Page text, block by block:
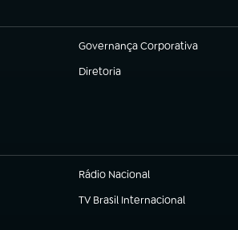
Governança Corporativa
(abre em nova aba)
Diretoria
(abre em nova aba)
Rádio Nacional
TV Brasil Internacional
(abre em nova aba)